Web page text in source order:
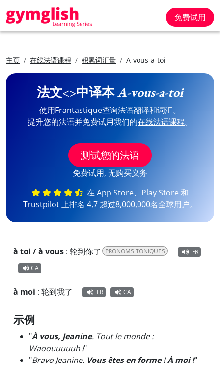
免费试用
主页 在线法语课程 积累词汇量 A-vous-a-toi
法文<>中译本A-vous-a-toi
使用Frantastique查询法语翻译和词汇。
提升您的法语并免费试用我们的在线法语课程。
测试您的法语
免费试用, 无购买义务
在 App Store、Play Store 和
Trustpilot 上排名 4,7 超过8,000,000名全球用户。
à toi / à vous : 轮到你了 PRONOMS TONIQUES
FR
CA
à moi : 轮到我了 FR CA
示例
"À vous, Jeanine. Tout le monde :
Waoouuuuuh !"
"Bravo Jeanine. Vous êtes en forme ! À moi !"